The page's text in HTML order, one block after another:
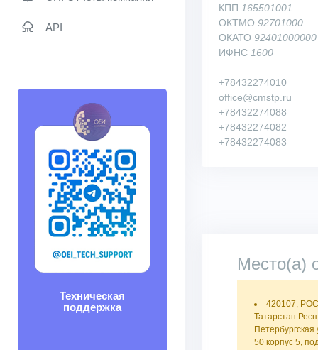
API
Техническая
поддержка
КПП 165501001
ОКТМО 92701000
ОКАТО 92401000000
ИФНС 1600
+78432274010
office@cmstp.ru
+78432274088
+78432274082
+78432274083
Место(а)
420107,
Татарстан
Петербургская
50 корпус 5,